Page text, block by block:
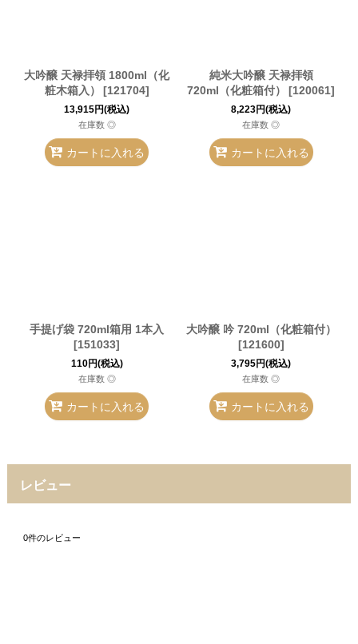
大吟醸 天禄拝領 1800ml（化
粧木箱入）
[121704]
13,915円(税込)
在庫数 ◎
カートに入れる
純米大吟醸 天禄拝領
720ml（化粧箱付）
[120061]
8,223円(税込)
在庫数 ◎
カートに入れる
手提げ袋 720ml箱用 1本入
[151033]
110円(税込)
在庫数 ◎
カートに入れる
大吟醸 吟 720ml（化粧箱付）
[121600]
3,795円(税込)
在庫数 ◎
カートに入れる
レビュー
0件のレビュー